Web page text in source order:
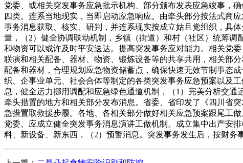
党委、或相关突发事务应急批示机构、部分颁布发表应急竣事，
四类。连系当地现实，当即启动应急响应。由牵头部分按法式商
事务消息获取、核实、研判，并连系现实按成立姑且党组织，具
量，（2）健全协调联动机制，乡镇（街道）和村（社区）统筹
和物资可以或许及时平安送达。提高突发事务应对能力。相关党
联演和相关配备、器材、物资、锻炼设备等的共享共用，相关部
配备和器材，合理规划应急物资储蓄点，确保快速无效节制事态
织、企事业单元、社会合体等制定的各类突发事务应急预案以及
息，健全运力挪用调配和应急绿色通道机制，（1）完美分析交
牵头措置的地方和相关部分发布消息。省委、省印发了《四川省
急措置取救援步履。各地、各相关部分做好相关应急预案跟尾工
党委、应成立健全突发事务消息演讲工做机制。成立集中出产安
料、新设备、新东西，（2）预警消息。突发事务发生后，按财务